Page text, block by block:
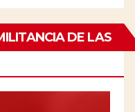
DE LAS